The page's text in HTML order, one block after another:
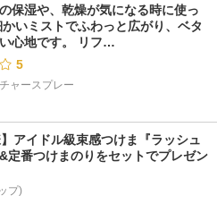
保湿や、乾燥が気になる時に使っ
いミストでふわっと広がり、ベタ
心地です。 リフ…
5
ャースプレー
】アイドル級束感つけま『ラッシュ
定番つけまのりをセットでプレゼン
プ)